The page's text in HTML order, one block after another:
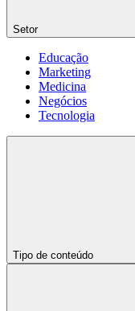
Setor
Educação
Marketing
Medicina
Negócios
Tecnologia
Tipo de conteúdo